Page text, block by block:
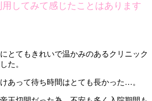
用してみて感じたことはあります
とてもきれいで温かみのあるクリニック
た。
あって待ち時間はとても長かった…。